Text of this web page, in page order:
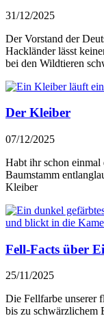
31/12/2025
Der Vorstand der
Hackländer lässt
bei den Wildtieren
Der Kleiber
07/12/2025
Habt ihr schon
Baumstamm
Kleiber
Fell-Facts über
25/11/2025
Die Fellfarbe unserer
bis zu schwärzlichem